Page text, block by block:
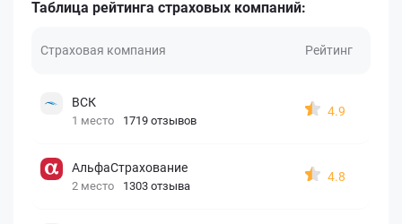
Таблица рейтинга страховых компаний:
Страховая компания Рейтинг
ВСК
1 место 1719 отзывов
4.9
АльфаСтрахование
2 место 1303 отзыва
4.8